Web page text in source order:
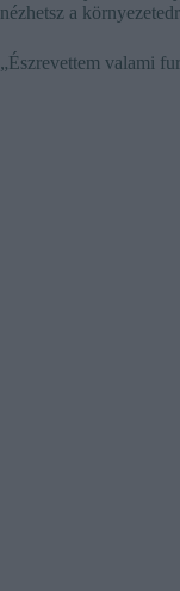
nézhetsz a
„Észrevettem valami